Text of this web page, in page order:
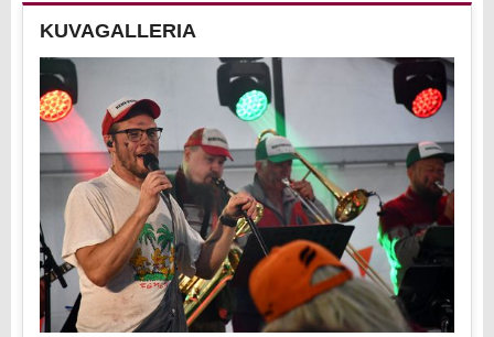
KUVAGALLERIA